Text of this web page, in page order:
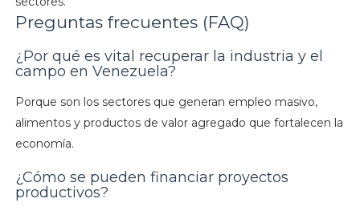
Preguntas frecuentes (FAQ)
¿Por qué es vital recuperar la industria y el
campo en Venezuela?
Porque son los sectores que generan empleo masivo,
alimentos y productos de valor agregado que fortalecen la
economía.
¿Cómo se pueden financiar proyectos
productivos?